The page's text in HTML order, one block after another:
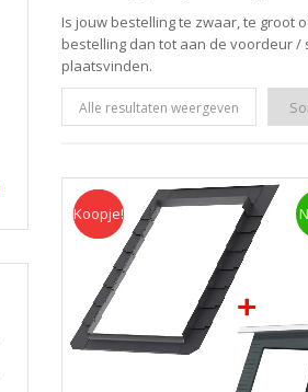
Is jouw bestelling te zwaar, te groot
bestelling dan tot aan de voordeur
plaatsvinden.
Alle resultaten weergeven
Koopje
Koopje!